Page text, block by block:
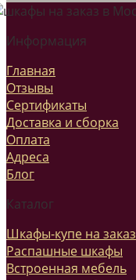
Информация
Главная
Отзывы
Сертификаты
Доставка и сборка
Оплата
Адреса
Блог
Каталог
Шкафы-купе на заказ
Распашные шкафы
Встроенная мебель